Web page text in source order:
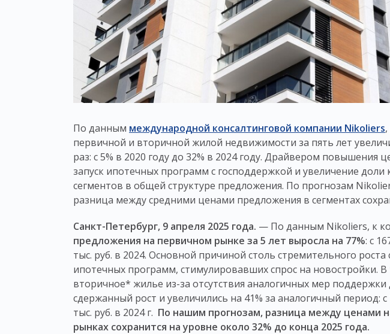
По данным международной консалтинговой компании Nikoliers
первичной и вторичной жилой недвижимости за пять лет
раз: с 5% в 2020 году до 32% в 2024 году. Драйвером повышения
запуск ипотечных программ с господдержкой и увеличение
сегментов в общей структуре предложения. По прогнозам
разница между средними ценами предложения в сегментах
Санкт-Петербург, 9 апреля 2025 года. — По данным Nikoliers, к
предложения на первичном рынке за 5 лет выросла на 77%: с
тыс. руб. в 2024. Основной причиной столь стремительного роста
ипотечных программ, стимулировавших спрос на новостройки.
вторичное* жилье из-за отсутствия аналогичных мер
сдержанный рост и увеличились на 41% за аналогичный период: с
тыс. руб. в 2024 г. По нашим прогнозам, разница между ценами
рынках сохранится на уровне около 32% до конца 2025 года.